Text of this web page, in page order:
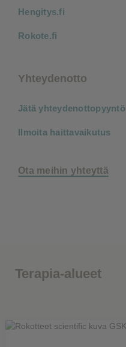
Hengitys.fi
Rokote.fi
Yhteydenotto
Jätä yhteydenottopyyntö
Ilmoita haittavaikutus
Ota meihin yhteyttä
Terapia-alueet